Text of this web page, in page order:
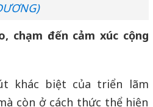
chạm đến cảm xúc cộng
khác biệt của triển lãm
còn ở cách thức thể hiện